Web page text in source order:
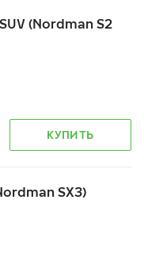
(Nordman S2
КУПИТЬ
SX3)